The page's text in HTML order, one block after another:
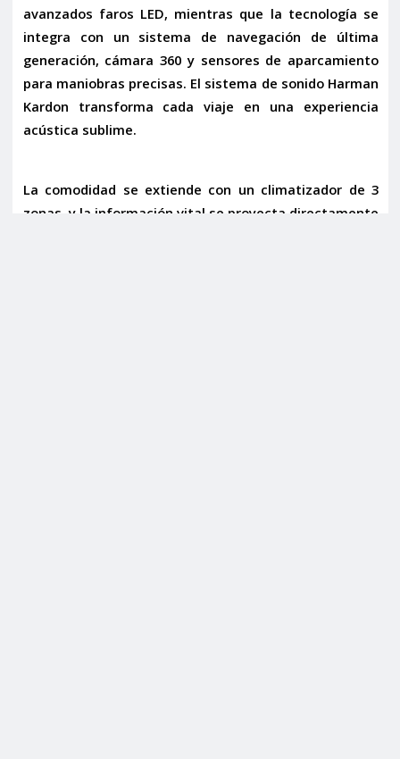
avanzados faros LED, mientras que la tecnología se
integra con un sistema de navegación de última
generación, cámara 360 y sensores de aparcamiento
para maniobras precisas. El sistema de sonido Harman
Kardon transforma cada viaje en una experiencia
acústica sublime.
La comodidad se extiende con un climatizador de 3
zonas , y la información vital se proyecta directamente